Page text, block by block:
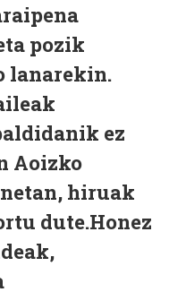
pozik
lanarekin.
ez
Aoizko
hiruak
dute.Honez